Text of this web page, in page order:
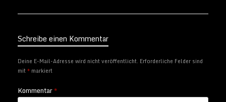
Schreibe einen Kommentar
Deine E-Mail-Adresse wird nicht veröffentlicht. Erforderliche Felder sind
mit* markiert
Kommentar*